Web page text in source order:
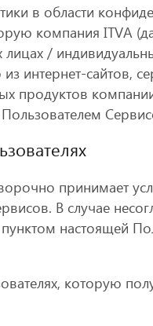
в области
компания ITVA
/
интернет-сайтов,
продуктов
принимает
В случае
настоящей
которую